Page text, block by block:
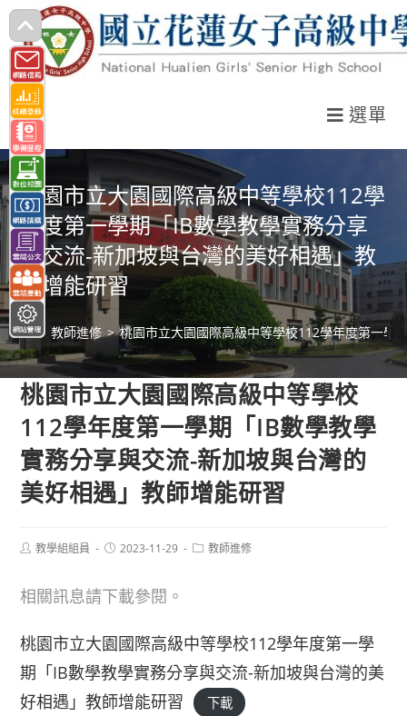
跳
轉
至
主
要
內
容
選單
桃園市立大園國際高級中等學校112學
年度第一學期「IB數學教學實務分享
與交流-新加坡與台灣的美好相遇」教
師增能研習
> 教師進修 > 桃園市立大園國際高級中等學校112學年度第一學
桃園市立大園國際高級中等學校
112學年度第一學期「IB數學教學
實務分享與交流-新加坡與台灣的
美好相遇」教師增能研習
Post教學組組員
Post2023-11-29
Post教師進修
相關訊息請下載參閱。
桃園市立大園國際高級中等學校112學年度第一學
期「IB數學教學實務分享與交流-新加坡與台灣的美
好相遇」教師增能研習
下載